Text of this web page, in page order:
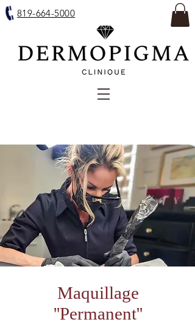
819-664-5000
Maquillage
''Permanent''